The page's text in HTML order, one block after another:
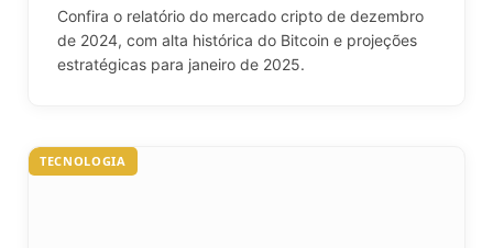
Confira o relatório do mercado cripto de dezembro
de 2024, com alta histórica do Bitcoin e projeções
estratégicas para janeiro de 2025.
TECNOLOGIA